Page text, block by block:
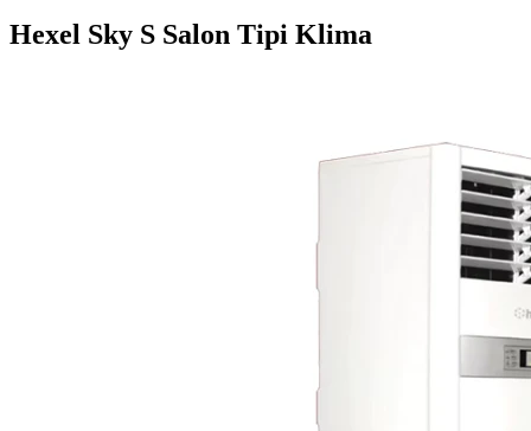
Hexel Sky S Salon Tipi Klima